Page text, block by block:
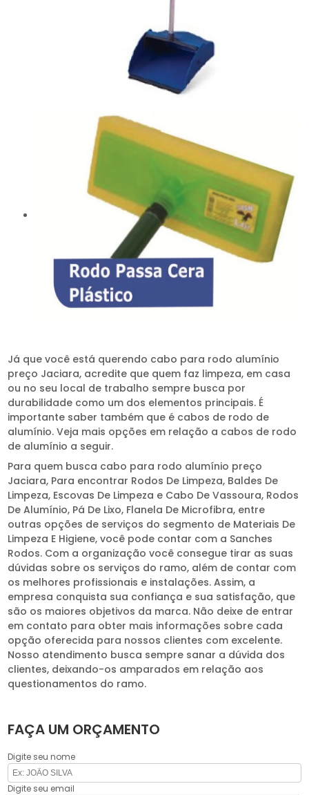
Já que você está querendo cabo para rodo alumínio
preço Jaciara, acredite que quem faz limpeza, em casa
ou no seu local de trabalho sempre busca por
durabilidade como um dos elementos principais. É
importante saber também que é cabos de rodo de
alumínio. Veja mais opções em relação a cabos de rodo
de alumínio a seguir.
Para quem busca cabo para rodo alumínio preço
Jaciara, Para encontrar Rodos De Limpeza, Baldes De
Limpeza, Escovas De Limpeza e Cabo De Vassoura, Rodos
De Alumínio, Pá De Lixo, Flanela De Microfibra, entre
outras opções de serviços do segmento de Materiais De
Limpeza E Higiene, você pode contar com a Sanches
Rodos. Com a organização você consegue tirar as suas
dúvidas sobre os serviços do ramo, além de contar com
os melhores profissionais e instalações. Assim, a
empresa conquista sua confiança e sua satisfação, que
são os maiores objetivos da marca. Não deixe de entrar
em contato para obter mais informações sobre cada
opção oferecida para nossos clientes com excelente.
Nosso atendimento busca sempre sanar a dúvida dos
clientes, deixando-os amparados em relação aos
questionamentos do ramo.
FAÇA UM ORÇAMENTO
Digite seu nome
Digite seu email